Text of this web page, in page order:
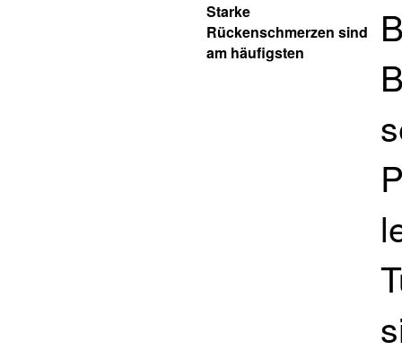
Starke
Rückenschmerzen sind
am häufigsten